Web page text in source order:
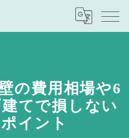
の費用相場や6
てで損しない
イント